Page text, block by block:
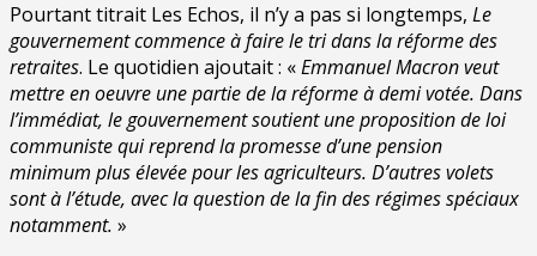
Pourtant titrait Les Echos, il n’y a pas si longtemps, Le
gouvernement commence à faire le tri dans la réforme des
retraites. Le quotidien ajoutait : «Emmanuel Macron veut
mettre en oeuvre une partie de la réforme à demi votée. Dans
l’immédiat, le gouvernement soutient une proposition de loi
communiste qui reprend la promesse d’une pension
minimum plus élevée pour les agriculteurs. D’autres volets
sont à l’étude, avec la question de la fin des régimes spéciaux
notamment. »